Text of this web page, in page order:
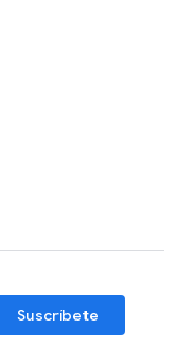
Suscríbete